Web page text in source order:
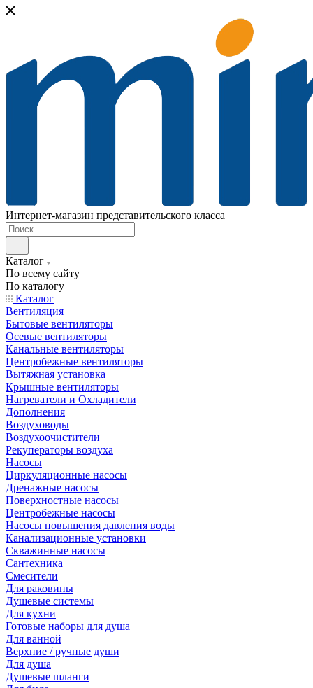
Интернет-магазин представительского класса
Каталог
По всему сайту
По каталогу
Каталог
Вентиляция
Бытовые вентиляторы
Осевые вентиляторы
Канальные вентиляторы
Центробежные вентиляторы
Вытяжная установка
Крышные вентиляторы
Нагреватели и Охладители
Дополнения
Воздуховоды
Воздухоочистители
Рекуператоры воздуха
Насосы
Циркуляционные насосы
Дренажные насосы
Поверхностные насосы
Центробежные насосы
Насосы повышения давления воды
Канализационные установки
Скважинные насосы
Сантехника
Смесители
Для раковины
Душевые системы
Для кухни
Готовые наборы для душа
Для ванной
Верхние / ручные души
Для душа
Душевые шланги